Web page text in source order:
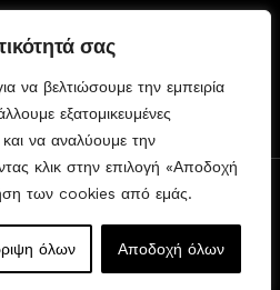
σας
να βελτιώσουμε την εμπειρία
εξατομικευμένες
και να αναλύουμε την
κλικ στην επιλογή «Αποδοχή
των cookies από εμάς.
όλων Αποδοχή όλων
byMindseed